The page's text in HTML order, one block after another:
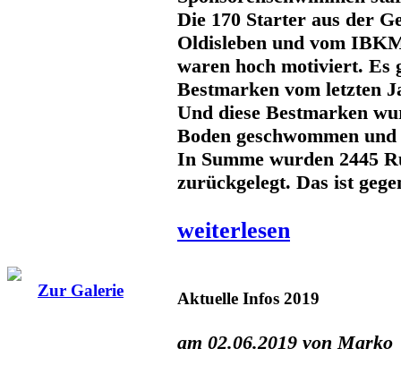
Die 170 Starter aus der
Oldisleben und vom
waren hoch motiviert. Es
Bestmarken vom letzten
Und diese Bestmarken
Boden geschwommen
In Summe wurden 2445
zurückgelegt. Das ist
weiterlesen
Zur Galerie Aktuelle Infos 2019
am 02.06.2019 von Marko